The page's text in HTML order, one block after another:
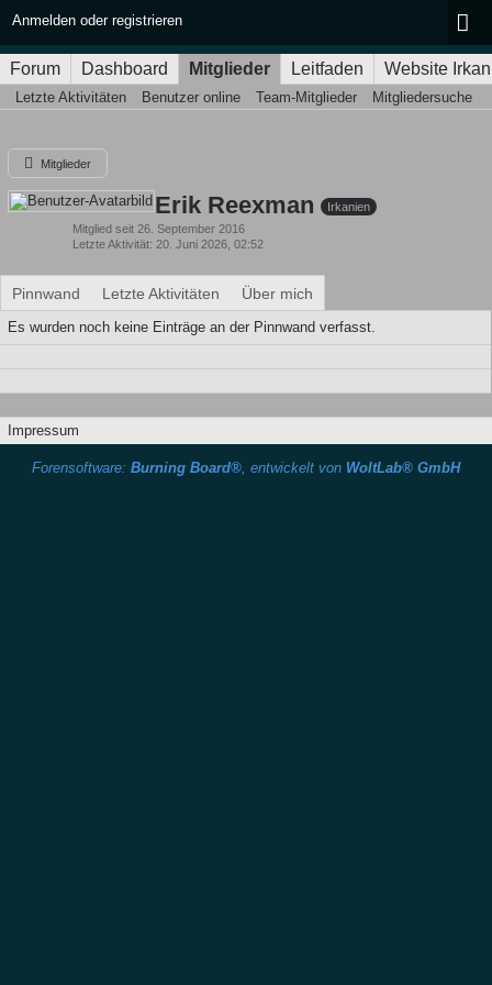
Anmelden oder registrieren
Forum Dashboard Mitglieder Leitfaden Website
Letzte Aktivitäten Benutzer online Team-Mitglieder Mitgliedersuche
Mitglieder
Erik Reexman
Irkanien
Mitglied seit 26. September 2016
Letzte Aktivität 20. Juni 2026, 02:52
Pinnwand Letzte Aktivitäten Über mich
Es wurden noch keine Einträge an der Pinnwand verfasst.
Impressum
Forensoftware: Burning Board®, entwickelt von WoltLab® GmbH